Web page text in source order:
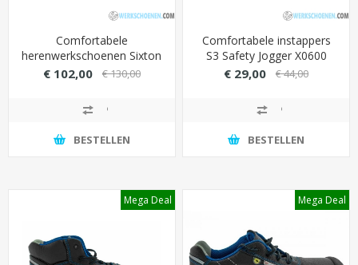
Comfortabele
herenwerkschoenen Sixton
Swing S3 met K+
€ 102,00 € 130,00
BESTELLEN
Comfortabele instappers
S3 Safety Jogger X0600
met SJ Green inlegzool
€ 29,00 € 44,00
BESTELLEN
Mega Deal Mega Deal